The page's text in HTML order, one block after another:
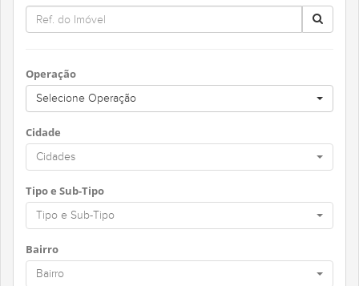
Operação
Selecione Operação
Cidade
Cidades
Tipo e Sub-Tipo
Tipo e Sub-Tipo
Bairro
Bairro